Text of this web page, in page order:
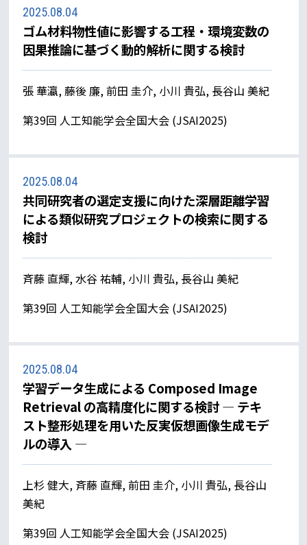
2025.08.04
ゴム材料物性値に影響する工程・環境変数の
因果推論に基づく動的解析に関する検討
張 華瀛, 藤後 廉, 前田 圭介, 小川 貴弘, 長谷山 美紀
第39回 人工知能学会全国大会 (JSAI2025)
2025.08.04
共同研究者の選定支援に向けた深層距離学習
による類似研究プロジェクトの検索に関する
検討
斉藤 直輝, 水谷 祐輔, 小川 貴弘, 長谷山 美紀
第39回 人工知能学会全国大会 (JSAI2025)
2025.08.04
学習データ生成による Composed Image
Retrieval の高精度化に関する検討 — テキ
スト整形処理を用いた反実仮想画像生成モデ
ルの導入 —
上杉 健大, 斉藤 直輝, 前田 圭介, 小川 貴弘, 長谷山
美紀
第39回 人工知能学会全国大会 (JSAI2025)